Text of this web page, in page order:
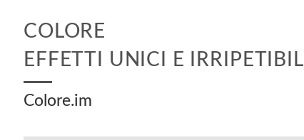
COLORE
EFFETTI UNICI E IRRIPETIBILI
Colore.im